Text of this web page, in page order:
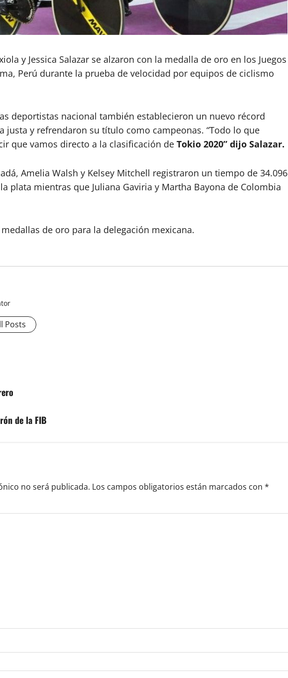
y Jessica Salazar se alzaron con la medalla de oro en los Juegos
Perú durante la prueba de velocidad por equipos de ciclismo
deportistas nacional también establecieron un nuevo récord
justa y refrendaron su título como campeonas. “Todo lo que
que vamos directo a la clasificación de Tokio 2020” dijo Salazar.
Amelia Walsh y Kelsey Mitchell registraron un tiempo de 34.096
plata mientras que Juliana Gaviria y Martha Bayona de Colombia
de oro para la delegación mexicana.
Posts
de la FIB
no será publicada. Los campos obligatorios están marcados con *